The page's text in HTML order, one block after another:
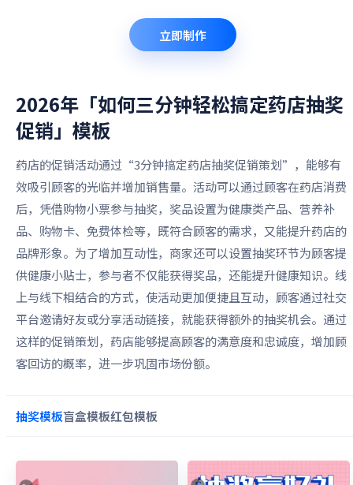
立即制作
2026年「如何三分钟轻松搞定药店抽奖
促销」 模板
药店的促销活动通过“3分钟搞定药店抽奖促销策划”，能够有
效吸引顾客的光临并增加销售量。活动可以通过顾客在药店消费
后，凭借购物小票参与抽奖，奖品设置为健康类产品、营养补
品、购物卡、免费体检等，既符合顾客的需求，又能提升药店的
品牌形象。为了增加互动性，商家还可以设置抽奖环节为顾客提
供健康小贴士，参与者不仅能获得奖品，还能提升健康知识。线
上与线下相结合的方式，使活动更加便捷且互动，顾客通过社交
平台邀请好友或分享活动链接，就能获得额外的抽奖机会。通过
这样的促销策划，药店能够提高顾客的满意度和忠诚度，增加顾
客回访的概率，进一步巩固市场份额。
抽奖模板盲盒模板红包模板